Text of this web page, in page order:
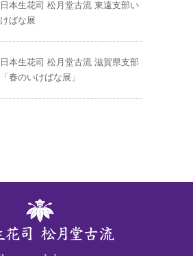
日本生花司 松月堂古流 東遠支部い
けばな展
日本生花司 松月堂古流 滋賀県支部
「春のいけばな展」